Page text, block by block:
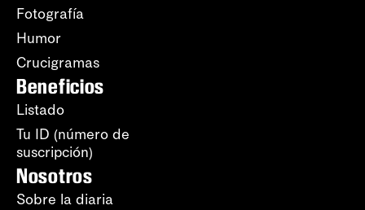
Fotografía
Humor
Crucigramas
Beneficios
Listado
Tu ID (número de
suscripción)
Nosotros
Sobre la diaria